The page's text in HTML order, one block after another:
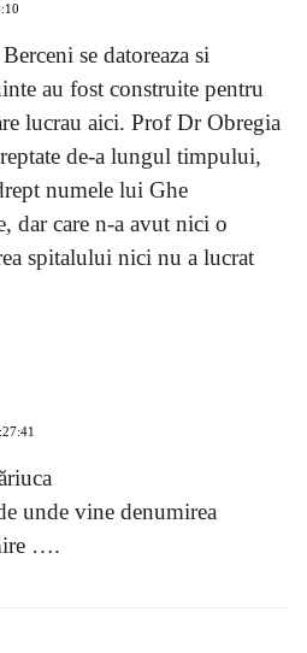
se datoreaza si
au fost construite pentru
lucrau aici. Prof Dr Obregia
de-a lungul timpului,
numele lui Ghe
dar care n-a avut nici o
spitalului nici nu a lucrat
unde vine denumirea
….